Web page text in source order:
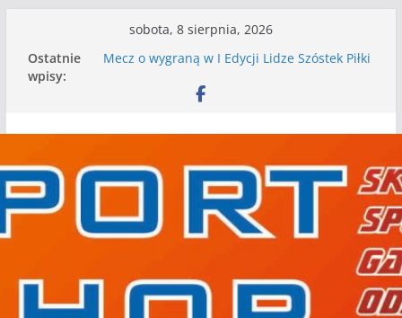
treści
sobota, 8 sierpnia, 2026
Ostatnie
wpisy:
Mecz o wygraną w I Edycji Lidze Szóstek Piłki
Nasze piłkarskie zespoły w toku przygotowań
Kolejne gry kontrolne naszych piłkarskich
WKS wygrywa pierwszą edycję Ligi Szóstek w
Gwdzie Wielkiej
I mamy kolejne gry kontrolne, piłkarskie
granie przed nami